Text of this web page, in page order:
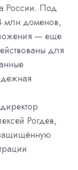
России. Под
млн доменов,
— еще
для
Рогдев,